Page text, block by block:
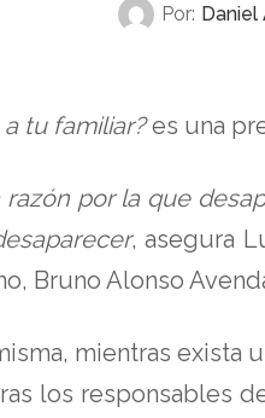
Por: Daniel
tu familiar?es una
por la que
, asegura
Bruno Alonso
mientras exista
los responsables